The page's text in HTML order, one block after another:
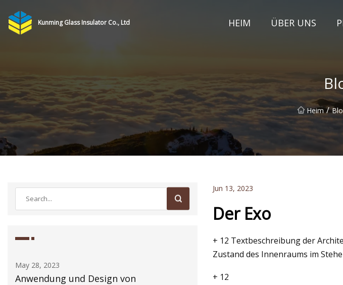
Kunming Glass Insulator Co., Ltd HEIM ÜBER UNS
Heim /
May 28, 2023
Anwendung und Design von
Erweiterung von quasi
Jun 13, 2023
Der Exo
+ 12 Textbeschreibung der
Zustand des Innenraums im
+ 12